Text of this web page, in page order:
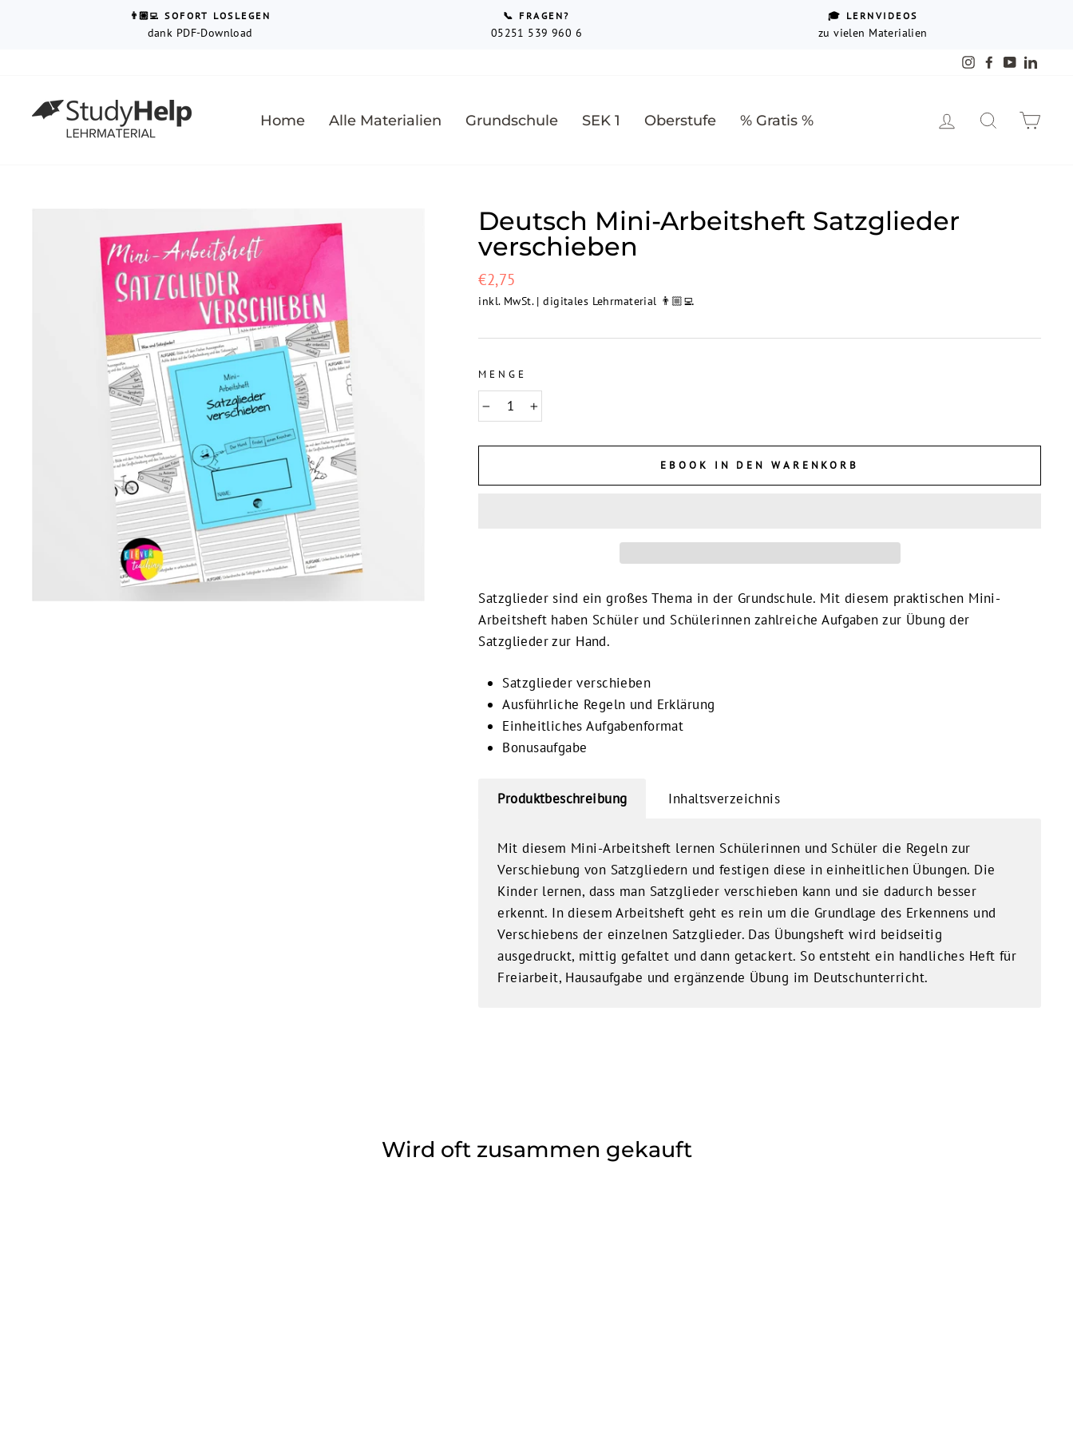
Zum Inhalt springen
Fußzeile springen
Barrierefreiheits-Widget öffnen
Pause
👨🏼‍💻 SOFORT LOSLEGEN
dank PDF-Download
📞 FRAGEN?
05251 539 960 6
🎓 LERNVIDEOS
zu vielen Materialien
Instagram
FacebookYouTube
Home Alle Materialien Grundschule SEK 1 Oberstufe % Gratis % Einloggen
Suche
Deutsch Mini-Arbeitsheft Satzglieder
verschieben
Normaler
Preis
€2,75
inkl. MwSt. | digitales Lehrmaterial 👨🏼‍💻
MENGE
− +
EBOOK IN DEN WARENKORB
Satzglieder sind ein großes Thema in der Grundschule. Mit diesem praktischen Mini-
Arbeitsheft haben Schüler und Schülerinnen zahlreiche Aufgaben zur Übung der
Satzglieder zur Hand.
Satzglieder verschieben
Ausführliche Regeln und Erklärung
Einheitliches Aufgabenformat
Bonusaufgabe
Produktbeschreibung
Mit diesem Mini-Arbeitsheft lernen Schülerinnen und Schüler die Regeln zur
Verschiebung von Satzgliedern und festigen diese in einheitlichen Übungen. Die
Kinder lernen, dass man Satzglieder verschieben kann und sie dadurch besser
erkennt. In diesem Arbeitsheft geht es rein um die Grundlage des Erkennens und
Verschiebens der einzelnen Satzglieder. Das Übungsheft wird beidseitig
ausgedruckt, mittig gefaltet und dann getackert. So entsteht ein handliches Heft für
Freiarbeit, Hausaufgabe und ergänzende Übung im Deutschunterricht.
Inhaltsverzeichnis
Wird oft zusammen gekauft